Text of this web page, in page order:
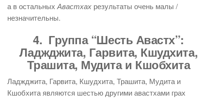
а в остальных Авастхах результаты очень малы /
незначительны.
4. Группа “Шесть Авастх”:
Ладжджита, Гарвита, Кшудхита,
Трашита, Мудита и Кшобхита
Ладжджита, Гарвита, Кшудхита, Трашита, Мудита и
Кшобхита являются шестью другими авастхами грах